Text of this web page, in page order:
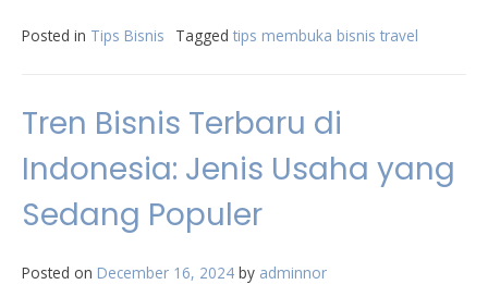
Posted in Tips Bisnis Tagged tips membuka bisnis travel
Tren Bisnis Terbaru di
Indonesia: Jenis Usaha yang
Sedang Populer
Posted on December 16, 2024 by adminnor